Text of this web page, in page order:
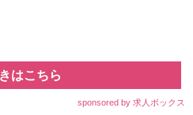
はこちら
sponsored by 求人ボックス